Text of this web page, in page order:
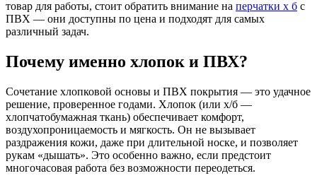
товар для работы, стоит обратить внимание на перчатки х б с
ПВХ — они доступны по цена и подходят для самых
различный задач.
Почему именно хлопок и ПВХ?
Сочетание хлопковой основы и ПВХ покрытия — это удачное
решение, проверенное годами. Хлопок (или х/б —
хлопчатобумажная ткань) обеспечивает комфорт,
воздухопроницаемость и мягкость. Он не вызывает
раздражения кожи, даже при длительной носке, и позволяет
рукам «дышать». Это особенно важно, если предстоит
многочасовая работа без возможности переодеться.